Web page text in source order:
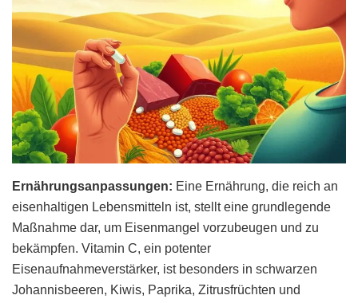
Ernährungsanpassungen: Eine Ernährung, die reich an
eisenhaltigen Lebensmitteln ist, stellt eine grundlegende
Maßnahme dar, um Eisenmangel vorzubeugen und zu
bekämpfen. Vitamin C, ein potenter
Eisenaufnahmeverstärker, ist besonders in schwarzen
Johannisbeeren, Kiwis, Paprika, Zitrusfrüchten und